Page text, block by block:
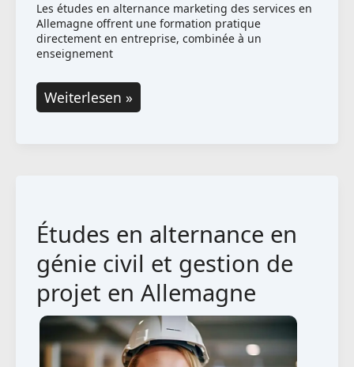
Les études en alternance marketing des services en
Allemagne offrent une formation pratique
directement en entreprise, combinée à un
enseignement
Études
en
services
en
Allemagne
Weiterlesen »
Études en alternance en
génie civil et gestion de
projet en Allemagne